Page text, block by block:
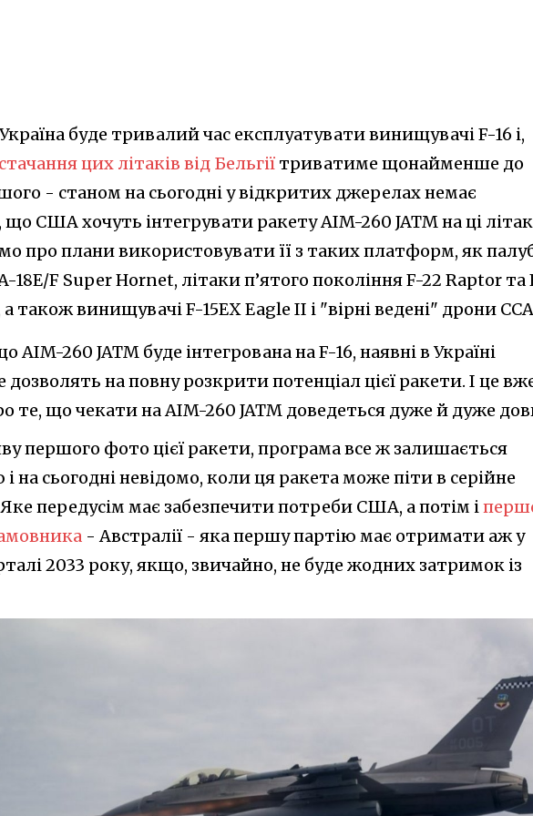
буде тривалий час експлуатувати винищувачі F-16 і,
цих літаків від Бельгії триватиме щонайменше до
- станом на сьогодні у відкритих джерелах немає
США хочуть інтегрувати ракету AIM-260 JATM на ці
про плани використовувати її з таких платформ, як
18E/F Super Hornet, літаки п’ятого покоління F-22 Raptor та
також винищувачі F-15EX Eagle II і "вірні ведені" дрони
AIM-260 JATM буде інтегрована на F-16, наявні в Україні
дозволять на повну розкрити потенціал цієї ракети. І це
те, що чекати на AIM-260 JATM доведеться дуже й дуже
першого фото цієї ракети, програма все ж залишається
на сьогодні невідомо, коли ця ракета може піти в серійне
передусім має забезпечити потреби США, а потім і
- Австралії - яка першу партію має отримати аж у
2033 року, якщо, звичайно, не буде жодних затримок із